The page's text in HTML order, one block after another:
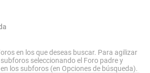
en los que deseas buscar. Para agilizar
seleccionando el Foro padre y
los subforos (en Opciones de búsqueda).